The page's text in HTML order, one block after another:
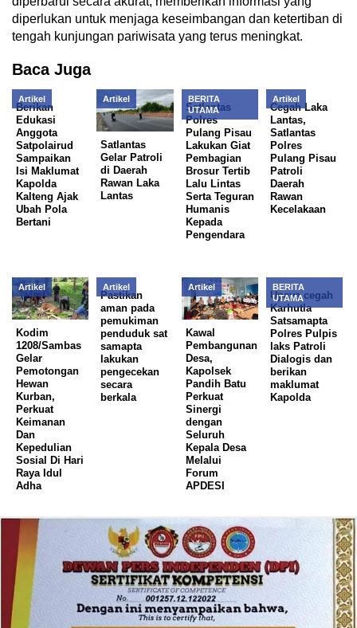
diperlukan untuk menjaga keseimbangan dan ketertiban di
tengah kunjungan pariwisata yang terus meningkat.
Baca Juga
Artikel
Berikan
Edukasi
Anggota
Satpolairud
Sampaikan
Isi Maklumat
Kapolda
Kalteng Ajak
Ubah Pola
Bertani
Artikel
Satlantas
Gelar Patroli
di Daerah
Rawan Laka
Lantas
BERITA
UTAMA
Satlantas
Polres
Pulang Pisau
Lakukan Giat
Pembagian
Brosur Tertib
Lalu Lintas
Serta Teguran
Humanis
Kepada
Pengendara
Artikel
Cegah Laka
Lantas,
Satlantas
Polres
Pulang Pisau
Patroli
Daerah
Rawan
Kecelakaan
Artikel
Kodim
1208/Sambas
Gelar
Pemotongan
Hewan
Kurban,
Perkuat
Keimanan
Dan
Kepedulian
Sosial Di Hari
Raya Idul
Adha
Artikel
Pastikan
aman pada
pemukiman
penduduk sat
samapta
lakukan
pengecekan
secara
berkala
Artikel
Kawal
Pembangunan
Desa,
Kapolsek
Pandih Batu
Perkuat
Sinergi
dengan
Seluruh
Kepala Desa
Melalui
Forum
APDESI
BERITA
UTAMA
Upaya cegah
Karhutla
Satsamapta
Polres Pulpis
laks Patroli
Dialogis dan
berikan
maklumat
Kapolda